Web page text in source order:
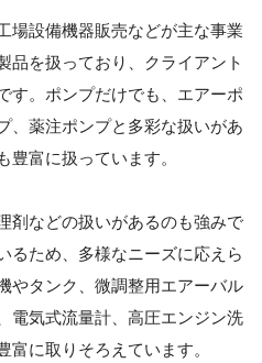
場設備機器販売などが主な事業
品を扱っており、クライアント
す。ポンプだけでも、エアーポ
、薬注ポンプと多彩な扱いがあ
豊富に扱っています。
剤などの扱いがあるのも強みで
るため、多様なニーズに応えら
やタンク、微調整用エアーバル
電気式流量計、高圧エンジン洗
に取りそろえています。